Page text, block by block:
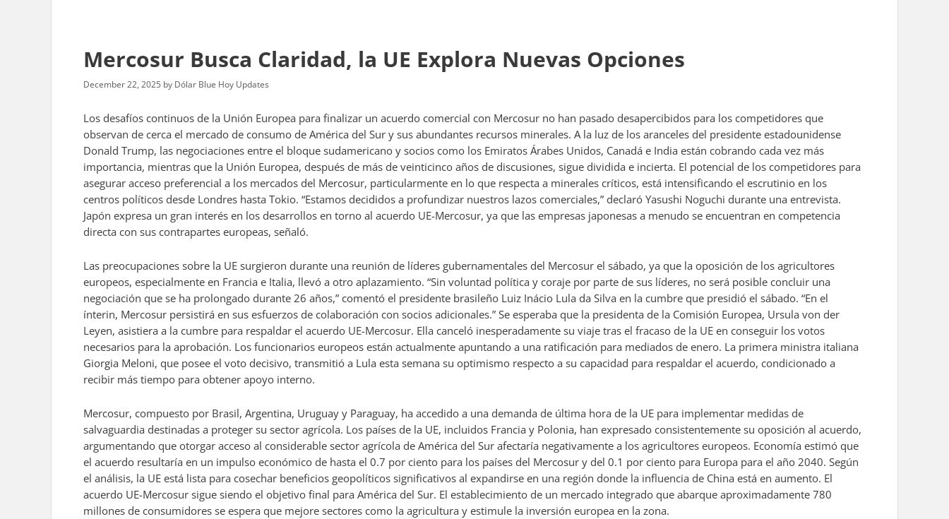
Mercosur Busca Claridad, la UE Explora Nuevas Opciones
December 22, 2025 by Dólar Blue Hoy Updates
Los desafíos continuos de la Unión Europea para finalizar un acuerdo comercial con Mercosur no han pasado desapercibidos para los competidores que
observan de cerca el mercado de consumo de América del Sur y sus abundantes recursos minerales. A la luz de los aranceles del presidente estadounidense
Donald Trump, las negociaciones entre el bloque sudamericano y socios como los Emiratos Árabes Unidos, Canadá e India están cobrando cada vez más
importancia, mientras que la Unión Europea, después de más de veinticinco años de discusiones, sigue dividida e incierta. El potencial de los competidores para
asegurar acceso preferencial a los mercados del Mercosur, particularmente en lo que respecta a minerales críticos, está intensificando el escrutinio en los
centros políticos desde Londres hasta Tokio. “Estamos decididos a profundizar nuestros lazos comerciales,” declaró Yasushi Noguchi durante una entrevista.
Japón expresa un gran interés en los desarrollos en torno al acuerdo UE-Mercosur, ya que las empresas japonesas a menudo se encuentran en competencia
directa con sus contrapartes europeas, señaló.
Las preocupaciones sobre la UE surgieron durante una reunión de líderes gubernamentales del Mercosur el sábado, ya que la oposición de los agricultores
europeos, especialmente en Francia e Italia, llevó a otro aplazamiento. “Sin voluntad política y coraje por parte de sus líderes, no será posible concluir una
negociación que se ha prolongado durante 26 años,” comentó el presidente brasileño Luiz Inácio Lula da Silva en la cumbre que presidió el sábado. “En el
ínterin, Mercosur persistirá en sus esfuerzos de colaboración con socios adicionales.” Se esperaba que la presidenta de la Comisión Europea, Ursula von der
Leyen, asistiera a la cumbre para respaldar el acuerdo UE-Mercosur. Ella canceló inesperadamente su viaje tras el fracaso de la UE en conseguir los votos
necesarios para la aprobación. Los funcionarios europeos están actualmente apuntando a una ratificación para mediados de enero. La primera ministra italiana
Giorgia Meloni, que posee el voto decisivo, transmitió a Lula esta semana su optimismo respecto a su capacidad para respaldar el acuerdo, condicionado a
recibir más tiempo para obtener apoyo interno.
Mercosur, compuesto por Brasil, Argentina, Uruguay y Paraguay, ha accedido a una demanda de última hora de la UE para implementar medidas de
salvaguardia destinadas a proteger su sector agrícola. Los países de la UE, incluidos Francia y Polonia, han expresado consistentemente su oposición al acuerdo,
argumentando que otorgar acceso al considerable sector agrícola de América del Sur afectaría negativamente a los agricultores europeos. Economía estimó que
el acuerdo resultaría en un impulso económico de hasta el 0.7 por ciento para los países del Mercosur y del 0.1 por ciento para Europa para el año 2040. Según
el análisis, la UE está lista para cosechar beneficios geopolíticos significativos al expandirse en una región donde la influencia de China está en aumento. El
acuerdo UE-Mercosur sigue siendo el objetivo final para América del Sur. El establecimiento de un mercado integrado que abarque aproximadamente 780
millones de consumidores se espera que mejore sectores como la agricultura y estimule la inversión europea en la zona.